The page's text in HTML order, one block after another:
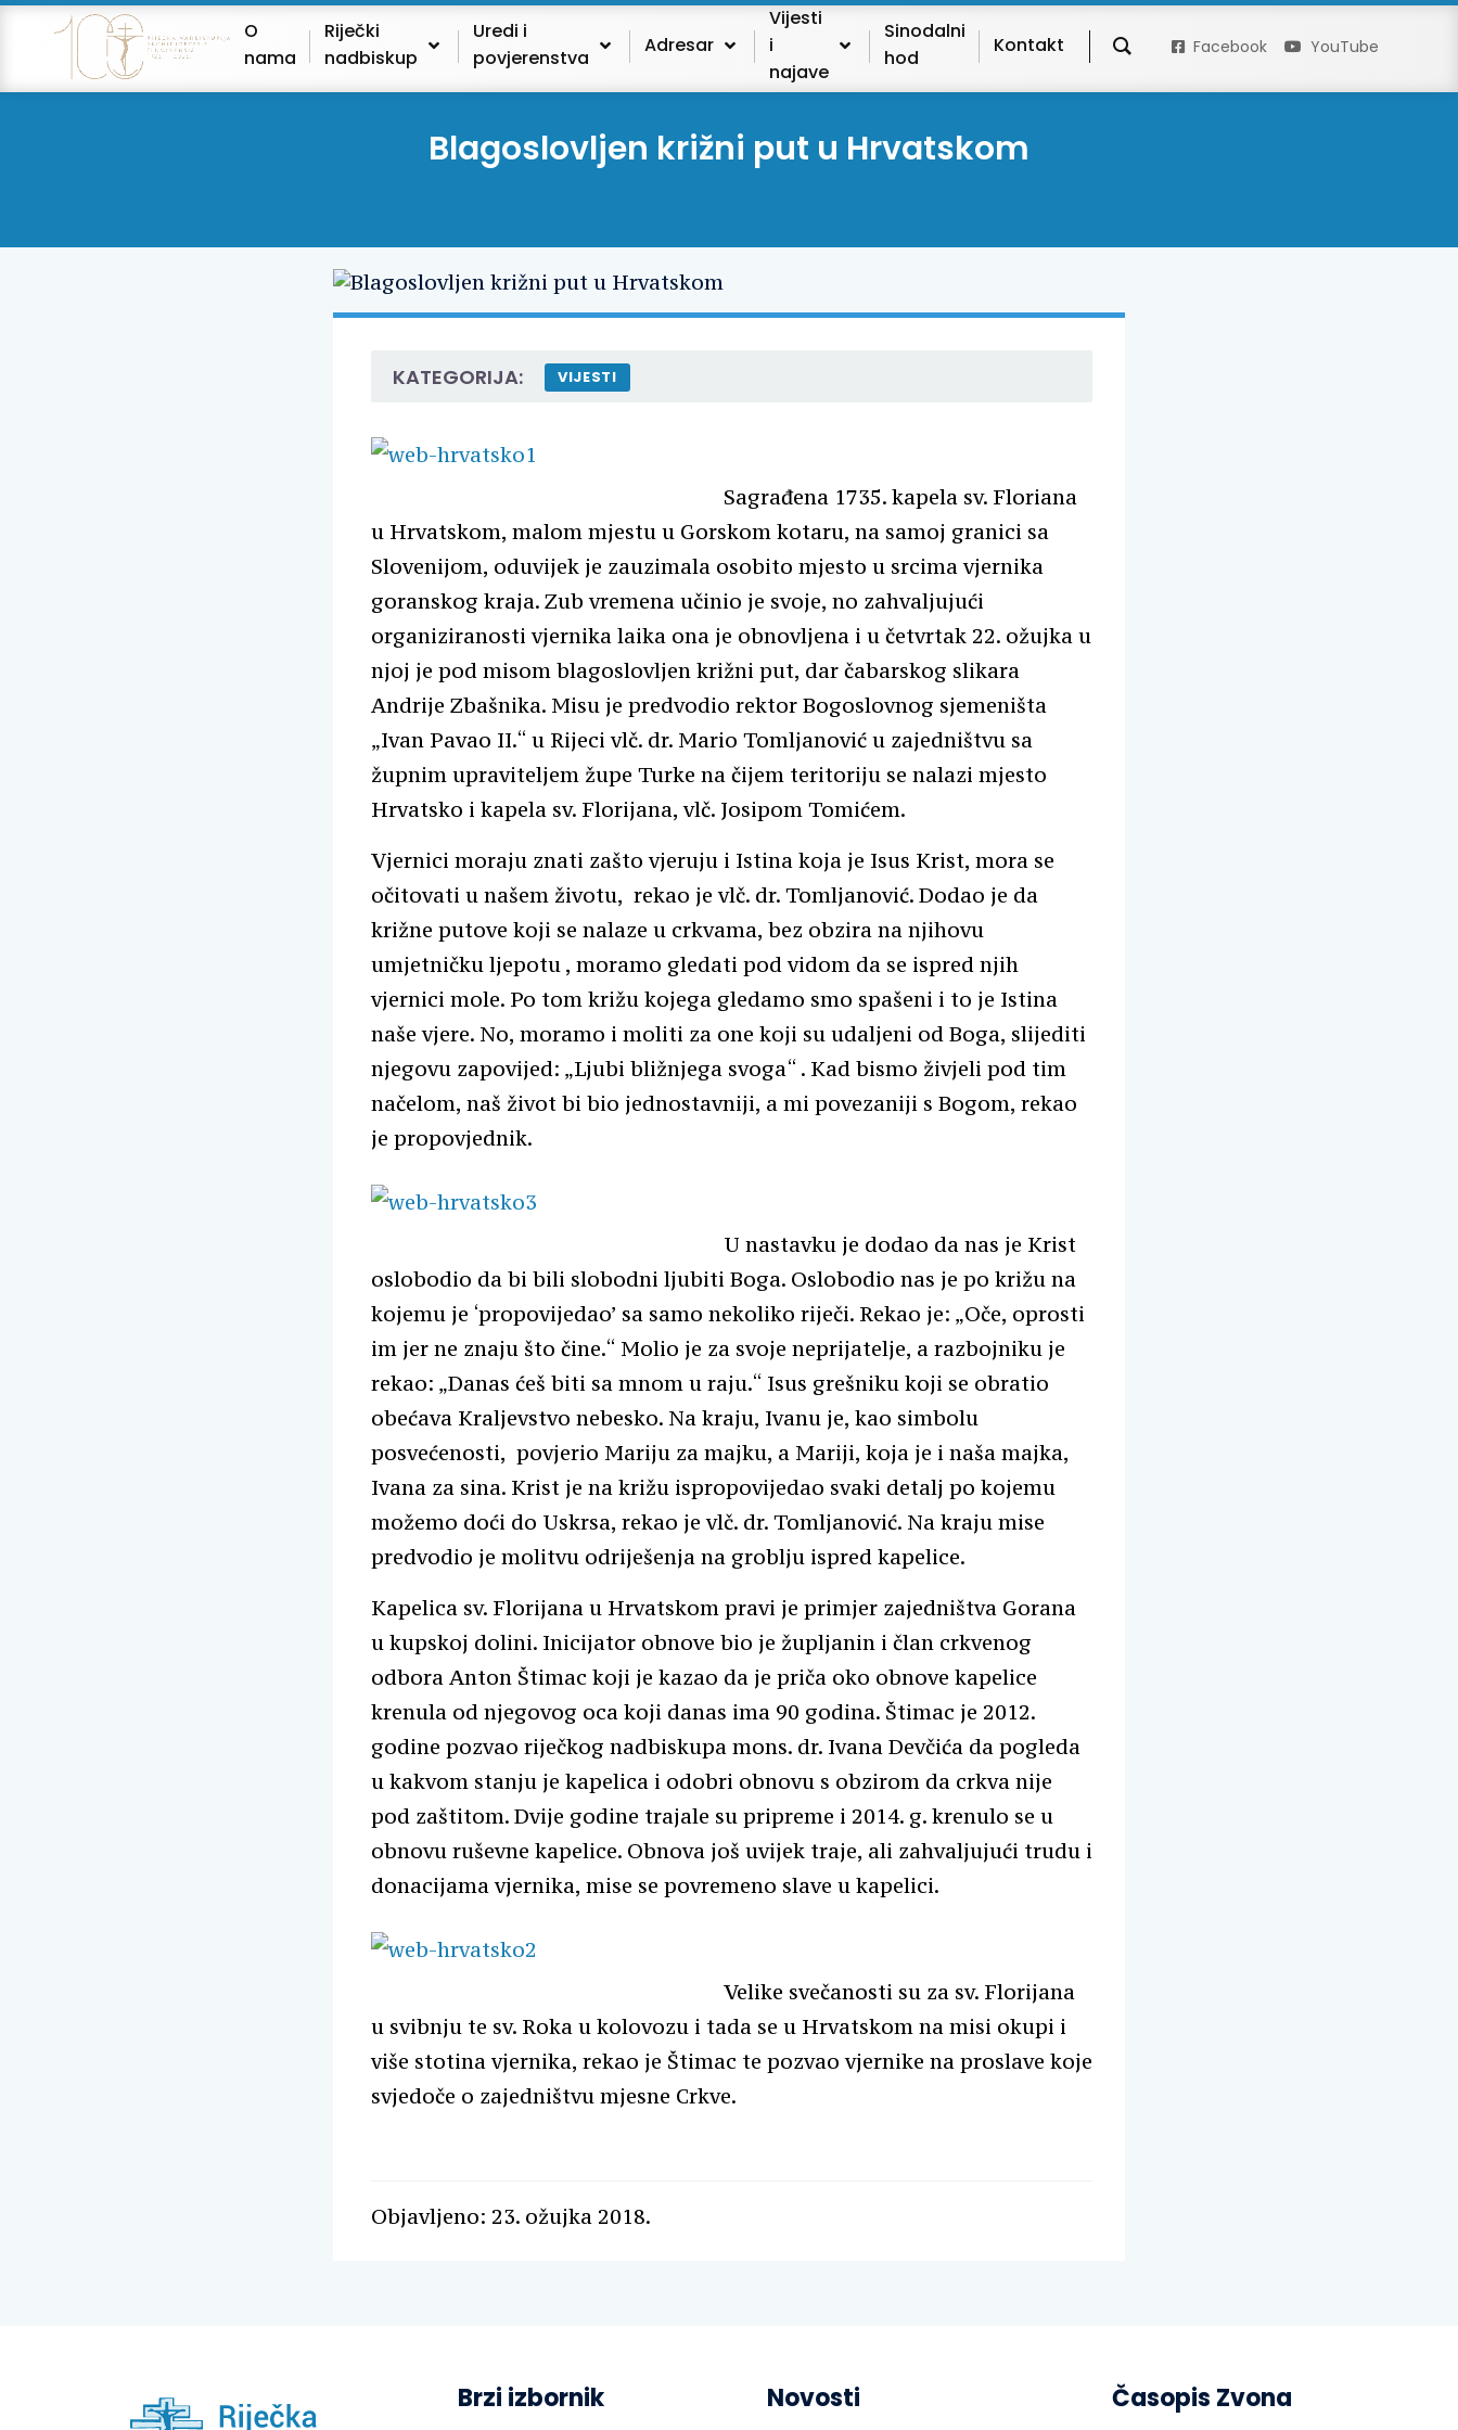
O
nama
Riječki
nadbiskup
Uredi i
povjerenstva
Adresar
Vijesti
i
najave
Sinodalni
hod
Kontakt Facebook YouTube
Blagoslovljen križni put u Hrvatskom
KATEGORIJA: VIJESTI
Sagrađena 1735. kapela sv. Floriana
u Hrvatskom, malom mjestu u Gorskom kotaru, na samoj granici sa
Slovenijom, oduvijek je zauzimala osobito mjesto u srcima vjernika
goranskog kraja. Zub vremena učinio je svoje, no zahvaljujući
organiziranosti vjernika laika ona je obnovljena i u četvrtak 22. ožujka u
njoj je pod misom blagoslovljen križni put, dar čabarskog slikara
Andrije Zbašnika. Misu je predvodio rektor Bogoslovnog sjemeništa
„Ivan Pavao II.“ u Rijeci vlč. dr. Mario Tomljanović u zajedništvu sa
župnim upraviteljem župe Turke na čijem teritoriju se nalazi mjesto
Hrvatsko i kapela sv. Florijana, vlč. Josipom Tomićem.
Vjernici moraju znati zašto vjeruju i Istina koja je Isus Krist, mora se
očitovati u našem životu, rekao je vlč. dr. Tomljanović. Dodao je da
križne putove koji se nalaze u crkvama, bez obzira na njihovu
umjetničku ljepotu , moramo gledati pod vidom da se ispred njih
vjernici mole. Po tom križu kojega gledamo smo spašeni i to je Istina
naše vjere. No, moramo i moliti za one koji su udaljeni od Boga, slijediti
njegovu zapovijed: „Ljubi bližnjega svoga“ . Kad bismo živjeli pod tim
načelom, naš život bi bio jednostavniji, a mi povezaniji s Bogom, rekao
je propovjednik.
U nastavku je dodao da nas je Krist
oslobodio da bi bili slobodni ljubiti Boga. Oslobodio nas je po križu na
kojemu je ‘propovijedao’ sa samo nekoliko riječi. Rekao je: „Oče, oprosti
im jer ne znaju što čine.“ Molio je za svoje neprijatelje, a razbojniku je
rekao: „Danas ćeš biti sa mnom u raju.“ Isus grešniku koji se obratio
obećava Kraljevstvo nebesko. Na kraju, Ivanu je, kao simbolu
posvećenosti, povjerio Mariju za majku, a Mariji, koja je i naša majka,
Ivana za sina. Krist je na križu ispropovijedao svaki detalj po kojemu
možemo doći do Uskrsa, rekao je vlč. dr. Tomljanović. Na kraju mise
predvodio je molitvu odriješenja na groblju ispred kapelice.
Kapelica sv. Florijana u Hrvatskom pravi je primjer zajedništva Gorana
u kupskoj dolini. Inicijator obnove bio je župljanin i član crkvenog
odbora Anton Štimac koji je kazao da je priča oko obnove kapelice
krenula od njegovog oca koji danas ima 90 godina. Štimac je 2012.
godine pozvao riječkog nadbiskupa mons. dr. Ivana Devčića da pogleda
u kakvom stanju je kapelica i odobri obnovu s obzirom da crkva nije
pod zaštitom. Dvije godine trajale su pripreme i 2014. g. krenulo se u
obnovu ruševne kapelice. Obnova još uvijek traje, ali zahvaljujući trudu i
donacijama vjernika, mise se povremeno slave u kapelici.
Velike svečanosti su za sv. Florijana
u svibnju te sv. Roka u kolovozu i tada se u Hrvatskom na misi okupi i
više stotina vjernika, rekao je Štimac te pozvao vjernike na proslave koje
svjedoče o zajedništvu mjesne Crkve.
Objavljeno: 23. ožujka 2018.
Brzi izbornik Novosti Časopis Zvona